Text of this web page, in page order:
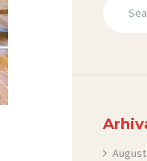
August